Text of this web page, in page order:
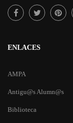
ENLACES
AMPA
Antigu@s Alumn@s
Biblioteca